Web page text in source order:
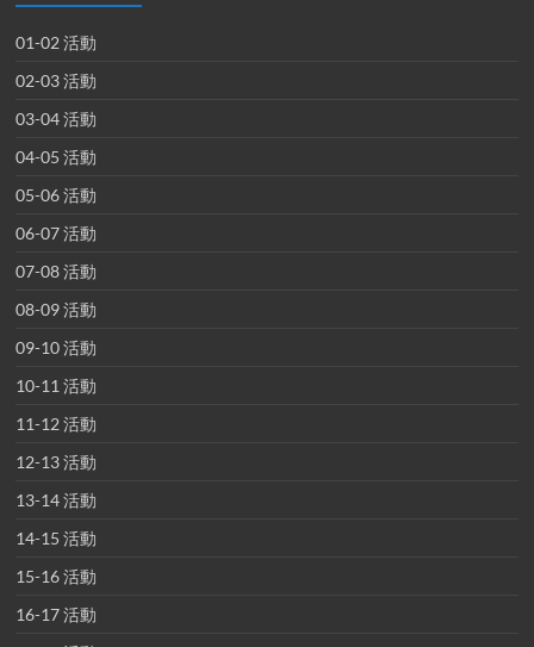
01-02 活動
02-03 活動
03-04 活動
04-05 活動
05-06 活動
06-07 活動
07-08 活動
08-09 活動
09-10 活動
10-11 活動
11-12 活動
12-13 活動
13-14 活動
14-15 活動
15-16 活動
16-17 活動